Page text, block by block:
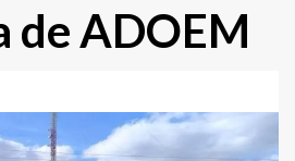
de ADOEM